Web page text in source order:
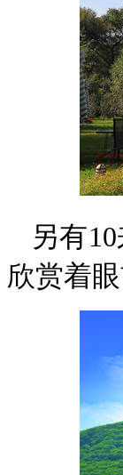
另有
欣赏着